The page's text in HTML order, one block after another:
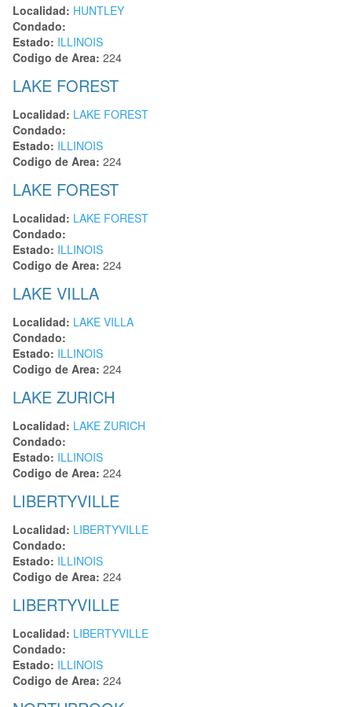
Localidad: HUNTLEY
Condado:
Estado: ILLINOIS
Codigo de Area: 224
LAKE FOREST
Localidad: LAKE FOREST
Condado:
Estado: ILLINOIS
Codigo de Area: 224
LAKE FOREST
Localidad: LAKE FOREST
Condado:
Estado: ILLINOIS
Codigo de Area: 224
LAKE VILLA
Localidad: LAKE VILLA
Condado:
Estado: ILLINOIS
Codigo de Area: 224
LAKE ZURICH
Localidad: LAKE ZURICH
Condado:
Estado: ILLINOIS
Codigo de Area: 224
LIBERTYVILLE
Localidad: LIBERTYVILLE
Condado:
Estado: ILLINOIS
Codigo de Area: 224
LIBERTYVILLE
Localidad: LIBERTYVILLE
Condado:
Estado: ILLINOIS
Codigo de Area: 224